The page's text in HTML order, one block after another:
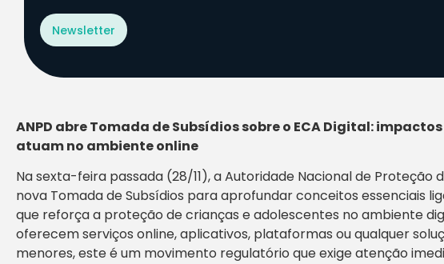
Newsletter
ANPD abre Tomada de Subsídios sobre o ECA Digital:
atuam no ambiente online
Na sexta-feira passada (28/11), a Autoridade Nacional de Proteção
nova Tomada de Subsídios para aprofundar conceitos essenciais
que reforça a proteção de crianças e adolescentes no ambiente
oferecem serviços online, aplicativos, plataformas ou qualquer
menores, este é um movimento regulatório que exige atenção